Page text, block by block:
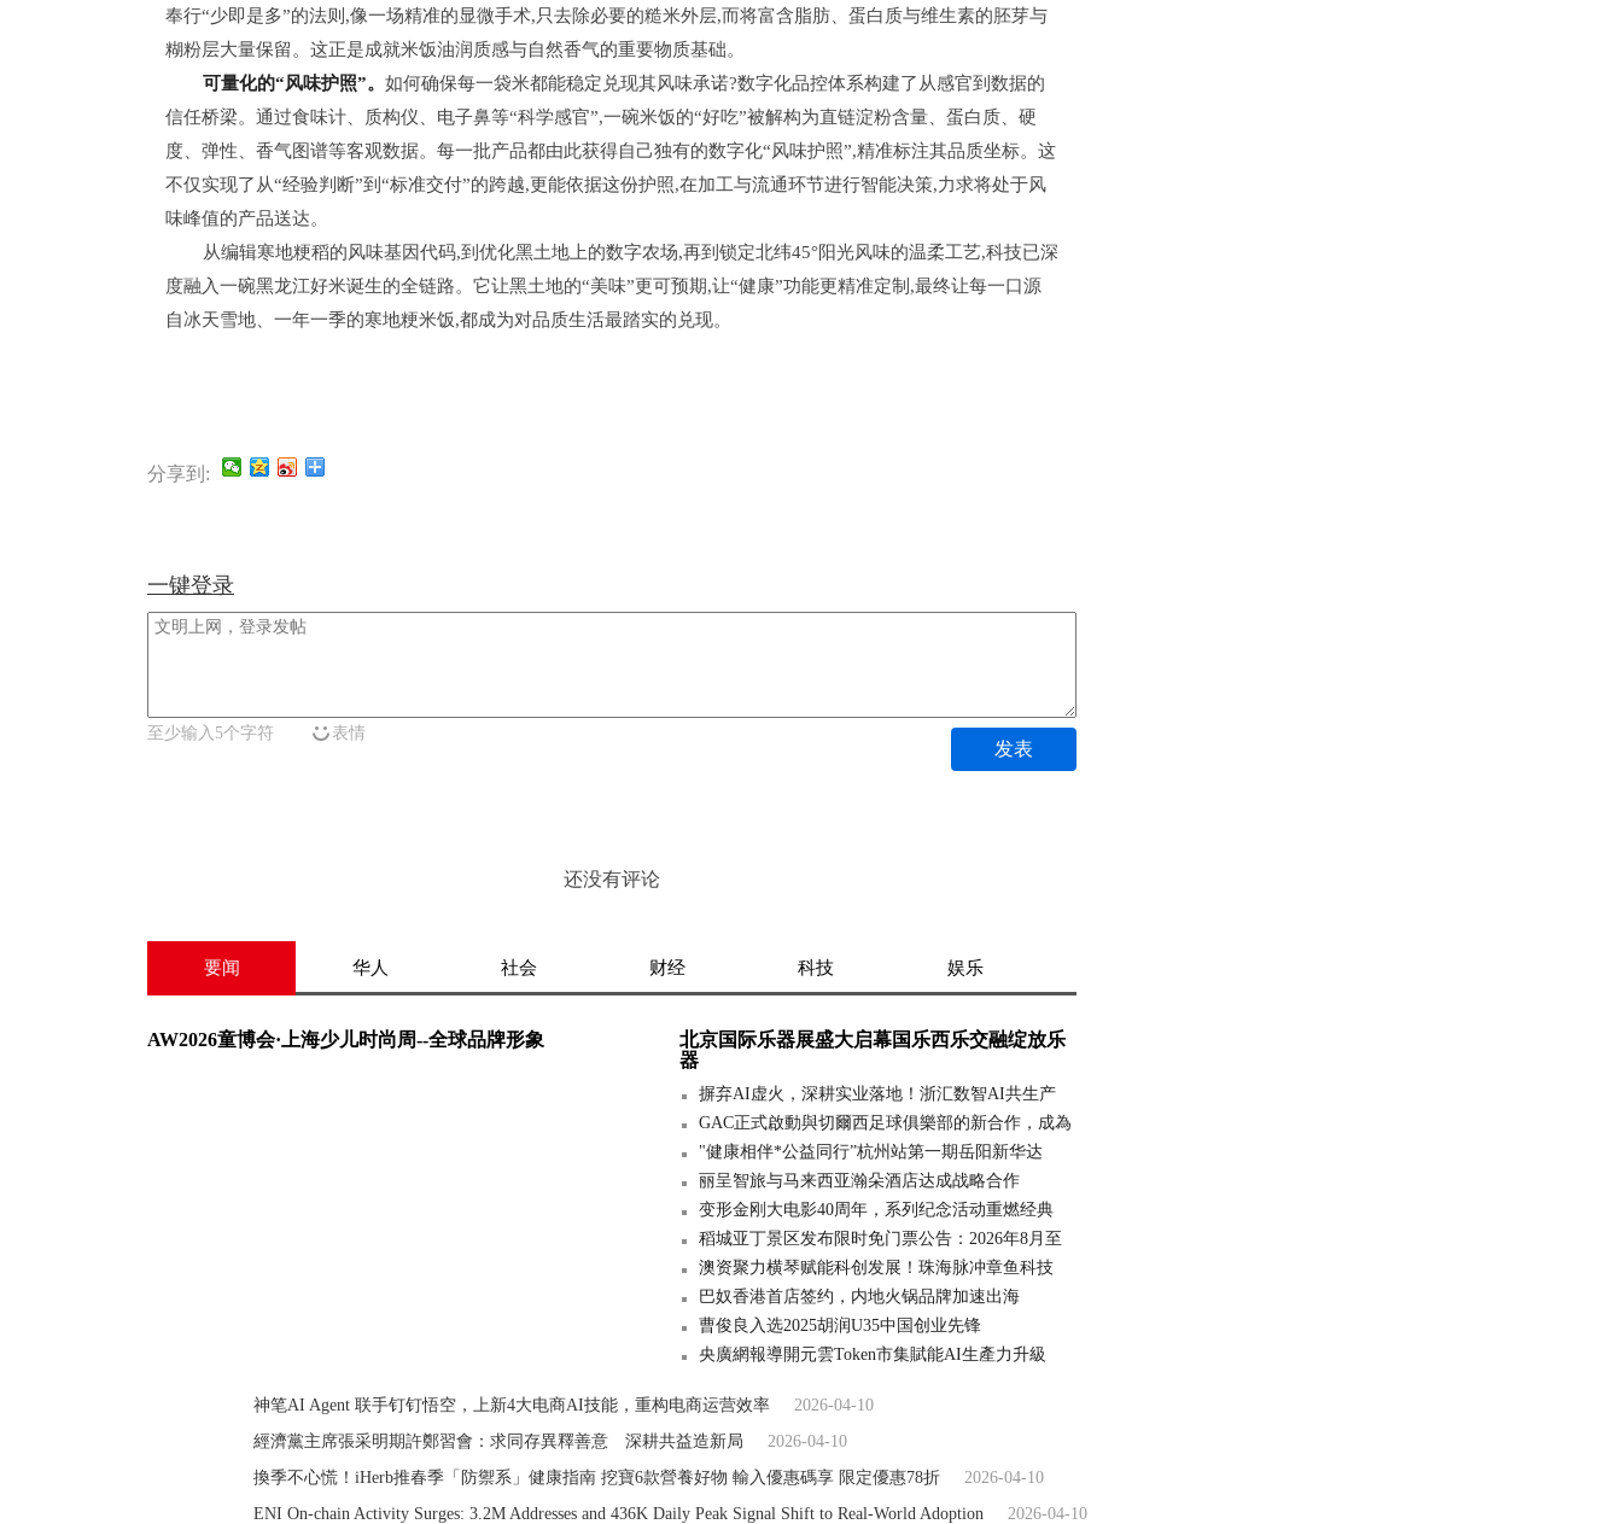
奉行“少即是多”的法则,像一场精准的显微手术,只去除必要的糙米外层,而将富含脂肪、蛋白质与维生素的胚芽与
糊粉层大量保留。这正是成就米饭油润质感与自然香气的重要物质基础。
可量化的“风味护照”。 如何确保每一袋米都能稳定兑现其风味承诺?数字化品控体系构建了从感官到数据的
信任桥梁。通过食味计、质构仪、电子鼻等“科学感官”,一碗米饭的“好吃”被解构为直链淀粉含量、蛋白质、硬
度、弹性、香气图谱等客观数据。每一批产品都由此获得自己独有的数字化“风味护照”,精准标注其品质坐标。这
不仅实现了从“经验判断”到“标准交付”的跨越,更能依据这份护照,在加工与流通环节进行智能决策,力求将处于风
味峰值的产品送达。
从编辑寒地粳稻的风味基因代码,到优化黑土地上的数字农场,再到锁定北纬45°阳光风味的温柔工艺,科技已深
度融入一碗黑龙江好米诞生的全链路。它让黑土地的“美味”更可预期,让“健康”功能更精准定制,最终让每一口源
自冰天雪地、一年一季的寒地粳米饭,都成为对品质生活最踏实的兑现。
分享到:
一键登录
至少输入5个字符 表情
发表
还没有评论
要闻 华人 社会 财经 科技 娱乐
AW2026童博会·上海少儿时尚周--全球品牌形象
北京国际乐器展盛大启幕国乐西乐交融绽放乐
器
摒弃AI虚火，深耕实业落地！浙汇数智AI共生产
GAC正式啟動與切爾西足球俱樂部的新合作，成為
"健康相伴*公益同行”杭州站第一期岳阳新华达
丽呈智旅与马来西亚瀚朵酒店达成战略合作
变形金刚大电影40周年，系列纪念活动重燃经典
稻城亚丁景区发布限时免门票公告：2026年8月至
澳资聚力横琴赋能科创发展！珠海脉冲章鱼科技
巴奴香港首店签约，内地火锅品牌加速出海
曹俊良入选2025胡润U35中国创业先锋
央廣網報導開元雲Token市集賦能AI生產力升級
神笔AI Agent 联手钉钉悟空，上新4大电商AI技能，重构电商运营效率
2026-04-10
經濟黨主席張采明期許鄭習會：求同存異釋善意 深耕共益造新局
2026-04-10
換季不心慌！iHerb推春季「防禦系」健康指南 挖寶6款營養好物 輸入優惠碼享 限定優惠78折
2026-04-10
ENI On-chain Activity Surges: 3.2M Addresses and 436K Daily Peak Signal Shift to Real-World Adoption
2026-04-10